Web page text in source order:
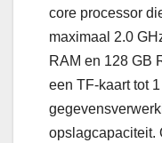
core processor
maximaal 2.0
RAM en 128 GB
een TF-kaart tot
opslagcapaciteit.